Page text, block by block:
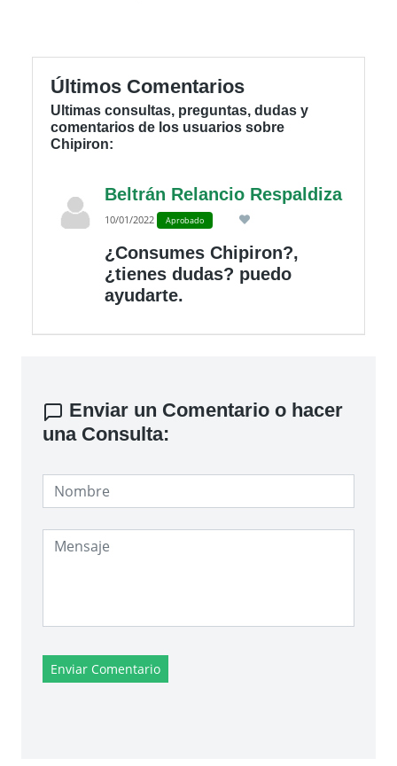
Últimos Comentarios
Ultimas consultas, preguntas, dudas y
comentarios de los usuarios sobre
Chipiron:
Beltrán Relancio Respaldiza
10/01/2022 Aprobado
¿Consumes Chipiron?,
¿tienes dudas? puedo
ayudarte.
Enviar un Comentario o hacer
una Consulta:
Enviar Comentario